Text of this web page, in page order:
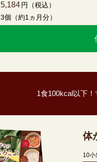
5,184 円（税込）
3個（約1ヵ月分）
1食100kcal以下
体
10小